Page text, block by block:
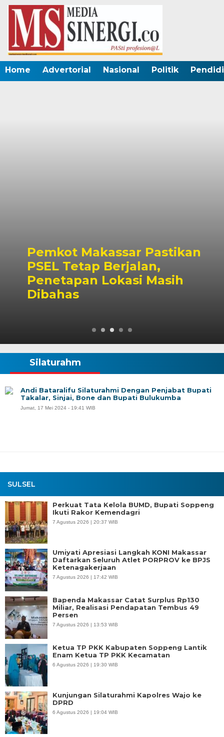
Home Advertorial Nasional Politik
Pemkot Makassar Pastikan
PSEL Tetap Berjalan,
Penetapan Lokasi Masih
Dibahas
SULSEL
Perkuat Tata Kelola BUMD, Bupati Soppeng
Ikuti Rakor Kemendagri
7 Agustus 2026 | 20:37 WIB
Umiyati Apresiasi Langkah KONI Makassar
Daftarkan Seluruh Atlet PORPROV ke BPJS
Ketenagakerjaan
7 Agustus 2026 | 17:42 WIB
Bapenda Makassar Catat Surplus Rp130
Miliar, Realisasi Pendapatan Tembus 49
Persen
7 Agustus 2026 | 13:53 WIB
Ketua TP PKK Kabupaten Soppeng Lantik
Enam Ketua TP PKK Kecamatan
6 Agustus 2026 | 19:30 WIB
Kunjungan Silaturahmi Kapolres Wajo ke
DPRD
6 Agustus 2026 | 19:04 WIB
Silaturahm
Andi Bataralifu Silaturahmi Dengan Penjabat Bupati
Takalar, Sinjai, Bone dan Bupati Bulukumba
Jumat, 17 Mei 2024 - 19:41 WIB